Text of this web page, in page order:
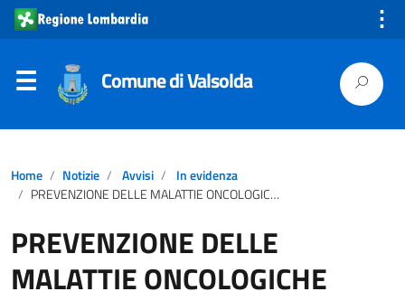
⋮
Comune di Valsolda
Home Notizie Avvisi
In evidenza
PREVENZIONE DELLE MALATTIE ONCOLOGICHE
PREVENZIONE DELLE
MALATTIE ONCOLOGICHE